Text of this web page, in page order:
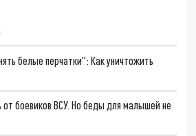
белые перчатки": Как уничтожить
боевиков ВСУ. Но беды для малышей не